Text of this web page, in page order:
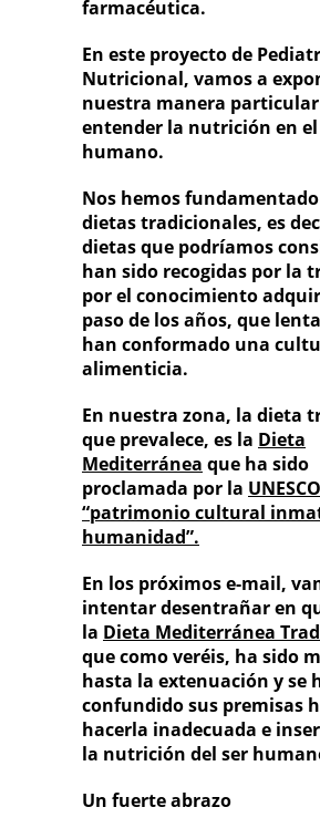
farmacéutica.
En este proyecto de
Nutricional, vamos a
nuestra manera
entender la nutrición en el
humano.
Nos hemos
dietas tradicionales, es
dietas que podríamos
han sido recogidas por la
por el conocimiento
paso de los años, que
han conformado una
alimenticia.
En nuestra zona, la dieta
que prevalece, es la Dieta
Mediterránea que ha sido
proclamada por la
“patrimonio cultural
humanidad”.
En los próximos e-mail,
intentar desentrañar en
la Dieta Mediterránea
que como veréis, ha sido
hasta la extenuación y se
confundido sus premisas
hacerla inadecuada e
la nutrición del ser
Un fuerte abrazo